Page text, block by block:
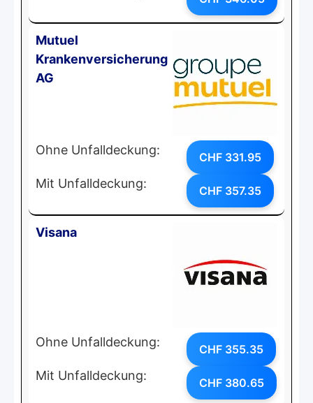
Mutuel
Krankenversicherung
AG
Ohne Unfalldeckung: CHF 331.95
Mit Unfalldeckung: CHF 357.35
Visana
Ohne Unfalldeckung: CHF 355.35
Mit Unfalldeckung: CHF 380.65